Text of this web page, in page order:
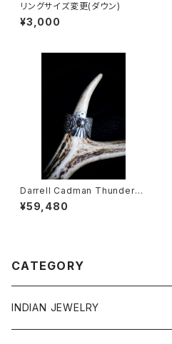
リングサイズ変更(ダウン)
¥3,000
Darrell Cadman Thunderbir
d Ring
¥59,480
CATEGORY
INDIAN JEWELRY